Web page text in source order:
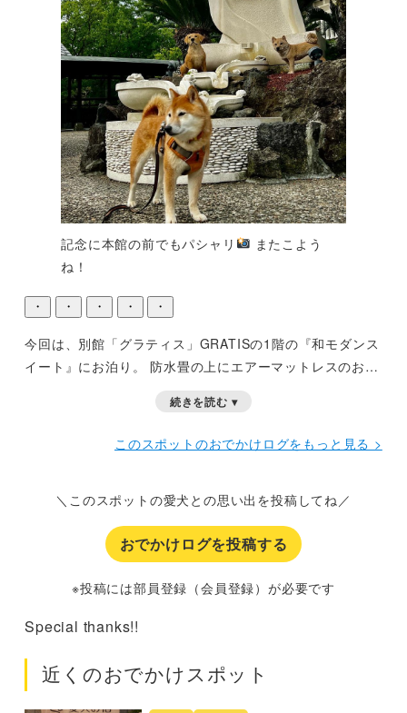
記念に本館の前でもパシャリ
またこよう
ね！
・ ・ ・ ・ ・
今回は、別館「グラティス」GRATISの1階の『和モダンス
イート』にお泊り。
防水畳の上にエアーマットレスのお布
館もどちらも使えて贅沢〜。食事も半個室だから、シャイ
グジュアリー気分満喫でした！
続きを読む ▾
このスポットのおでかけログをもっと見る >
＼このスポットの愛犬との思い出を投稿してね／
おでかけログを投稿する
※投稿には部員登録（会員登録）が必要です
Special thanks!!
近くのおでかけスポット